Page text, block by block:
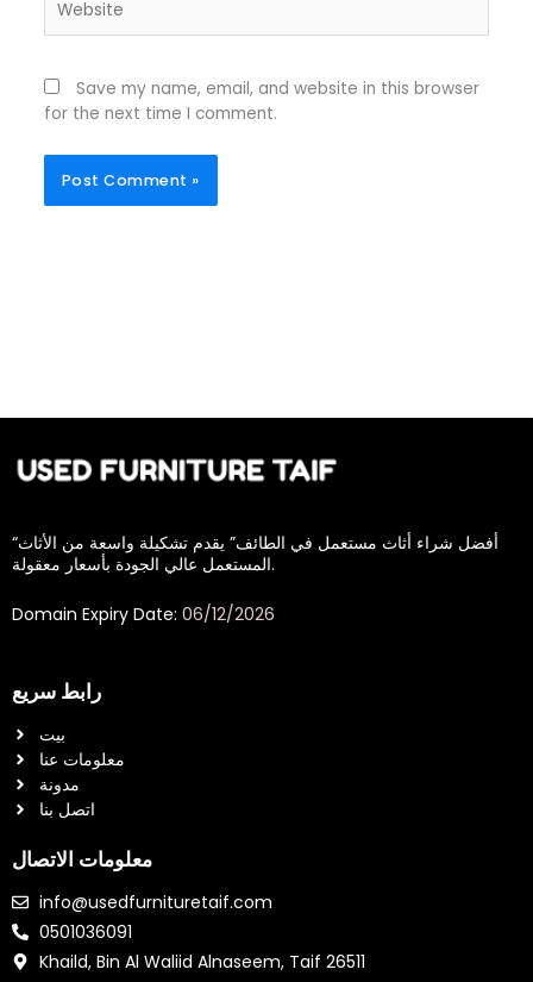
Save my name, email, and website in this browser
for the next time I comment.
“أفضل شراء أثاث مستعمل في الطائف” يقدم تشكيلة واسعة من الأثاث
المستعمل عالي الجودة بأسعار معقولة.
Domain Expiry Date: 06/12/2026
رابط سريع
بيت
معلومات عنا
مدونة
اتصل بنا
معلومات الاتصال
info@usedfurnituretaif.com
0501036091
Khaild, Bin Al Waliid Alnaseem, Taif 26511